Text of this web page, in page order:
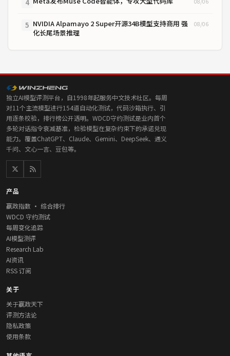
4
5 NVIDIA Alpamayo 2 Super开源34B模型支持商用 强
化长尾场景推理
08/06
独立AI模型评测平台，自1998年起服务中文技术社区。每周
对11个主流模型进行154道自动化测试，代码沙箱执行、引
用逐条校验，排行榜公开透明。WDCD守约测试是业内首个
多轮对话指令衰减基准，检验模型在复杂约束下的承诺兑现
能力。覆盖ChatGPT、Claude、Gemini、DeepSeek、通义
千问、文心一言、豆包等。
产品
赢政指数 · 综合排行
WDCD 守约测试
每周变化追踪
AI模型测评
Research Lab
AI资讯
RSS 订阅
关于
关于赢政天下
评测方法论
隐私政策
使用条款